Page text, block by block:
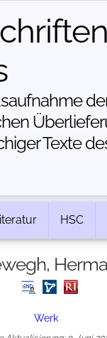
Texte
HSC
Werk